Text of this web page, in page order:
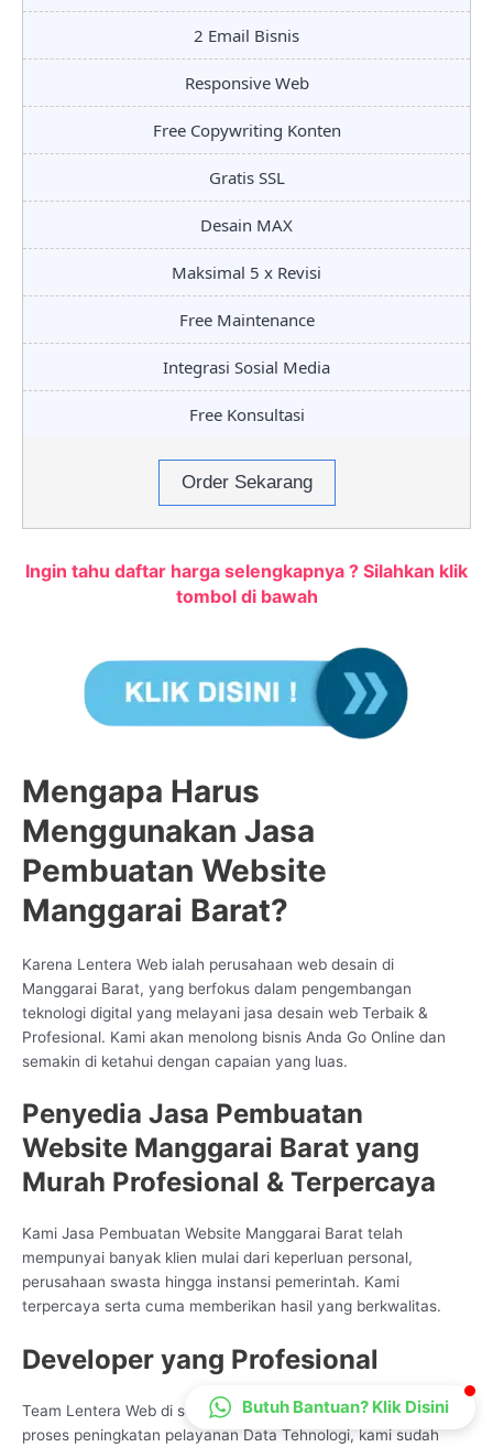
2 Email Bisnis
Responsive Web
Free Copywriting Konten
Gratis SSL
Desain MAX
Maksimal 5 x Revisi
Free Maintenance
Integrasi Sosial Media
Free Konsultasi
Order Sekarang
Ingin tahu daftar harga selengkapnya ? Silahkan klik
tombol di bawah
Mengapa Harus
Menggunakan Jasa
Pembuatan Website
Manggarai Barat?
Karena Lentera Web ialah perusahaan web desain di
Manggarai Barat, yang berfokus dalam pengembangan
teknologi digital yang melayani jasa desain web Terbaik &
Profesional. Kami akan menolong bisnis Anda Go Online dan
semakin di ketahui dengan capaian yang luas.
Penyedia Jasa Pembuatan
Website Manggarai Barat yang
Murah Profesional & Terpercaya
Kami Jasa Pembuatan Website Manggarai Barat telah
mempunyai banyak klien mulai dari keperluan personal,
perusahaan swasta hingga instansi pemerintah. Kami
terpercaya serta cuma memberikan hasil yang berkwalitas.
Developer yang Profesional
Team Lentera Web di segala penjuru Indonesia begitu ahli saat
proses peningkatan pelayanan Data Tehnologi, kami sudah
CS Lenteraweb
Online
Butuh Bantuan? Klik Disini